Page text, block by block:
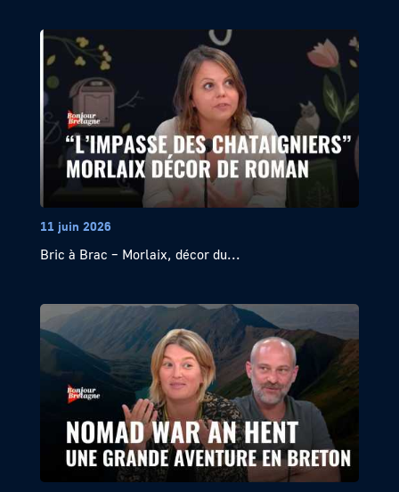
11 juin 2026
Bric à Brac – Morlaix, décor du...